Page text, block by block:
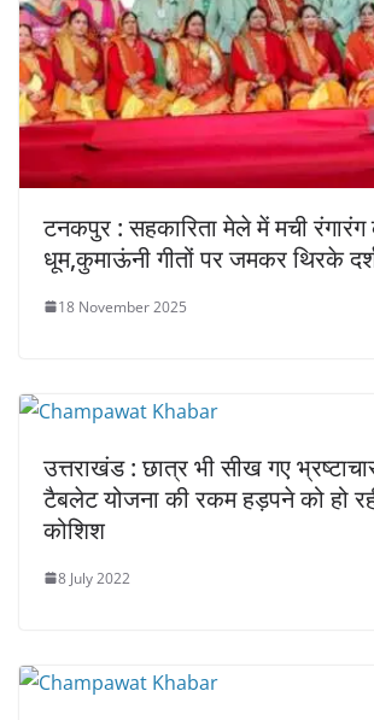
टनकपुर : सहकारिता मेले में मची रंगारंग
धूम,कुमाऊंनी गीतों पर जमकर थिरके
18 November 2025
उत्तराखंड : छात्र भी सीख गए
टैबलेट योजना की रकम हड़पने को हो
कोशिश
8 July 2022